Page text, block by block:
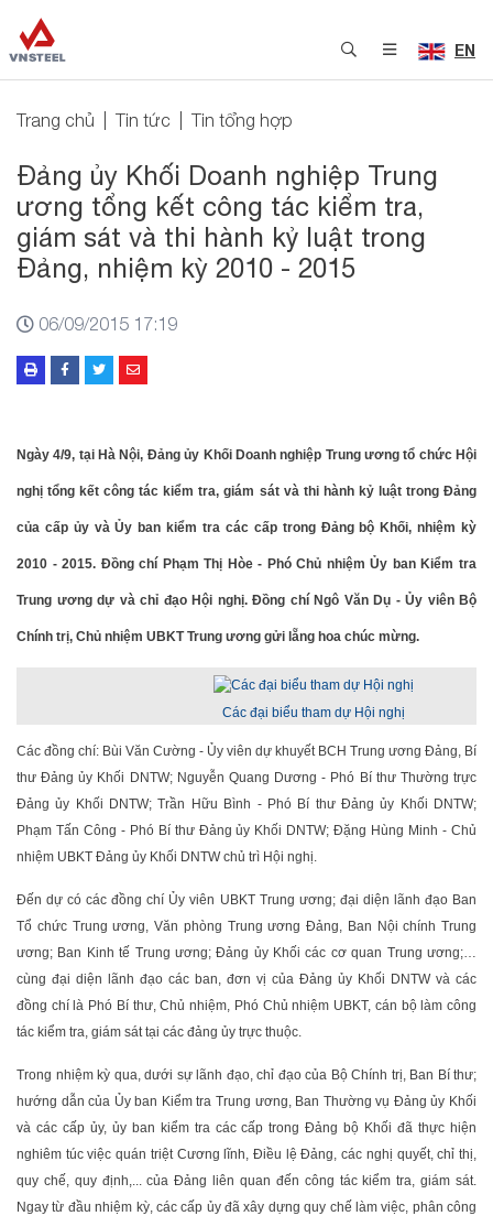
EN
Trang chủ Tin tức Tin tổng hợp
Đảng ủy Khối Doanh nghiệp Trung
ương tổng kết công tác kiểm tra,
giám sát và thi hành kỷ luật trong
Đảng, nhiệm kỳ 2010 - 2015
06/09/2015 17:19
Ngày 4/9, tại Hà Nội, Đảng ủy Khối Doanh nghiệp Trung ương tổ chức Hội
nghị tổng kết công tác kiểm tra, giám sát và thi hành kỷ luật trong Đảng
của cấp ủy và Ủy ban kiểm tra các cấp trong Đảng bộ Khối, nhiệm kỳ
2010 - 2015. Đồng chí Phạm Thị Hòe - Phó Chủ nhiệm Ủy ban Kiểm tra
Trung ương dự và chỉ đạo Hội nghị. Đồng chí Ngô Văn Dụ - Ủy viên Bộ
Chính trị, Chủ nhiệm UBKT Trung ương gửi lẵng hoa chúc mừng.
Các đại biểu tham dự Hội nghị
Các đồng chí: Bùi Văn Cường - Ủy viên dự khuyết BCH Trung ương Đảng, Bí
thư Đảng ủy Khối DNTW; Nguyễn Quang Dương - Phó Bí thư Thường trực
Đảng ủy Khối DNTW; Trần Hữu Bình - Phó Bí thư Đảng ủy Khối DNTW;
Phạm Tấn Công - Phó Bí thư Đảng ủy Khối DNTW; Đặng Hùng Minh - Chủ
nhiệm UBKT Đảng ủy Khối DNTW chủ trì Hội nghị.
Đến dự có các đồng chí Ủy viên UBKT Trung ương; đại diện lãnh đạo Ban
Tổ chức Trung ương, Văn phòng Trung ương Đảng, Ban Nội chính Trung
ương; Ban Kinh tế Trung ương; Đảng ủy Khối các cơ quan Trung ương;…
cùng đại diện lãnh đạo các ban, đơn vị của Đảng ủy Khối DNTW và các
đồng chí là Phó Bí thư, Chủ nhiệm, Phó Chủ nhiệm UBKT, cán bộ làm công
tác kiểm tra, giám sát tại các đảng ủy trực thuộc.
Trong nhiệm kỳ qua, dưới sự lãnh đạo, chỉ đạo của Bộ Chính trị, Ban Bí thư;
hướng dẫn của Ủy ban Kiểm tra Trung ương, Ban Thường vụ Đảng ủy Khối
và các cấp ủy, ủy ban kiểm tra các cấp trong Đảng bộ Khối đã thực hiện
nghiêm túc việc quán triệt Cương lĩnh, Điều lệ Đảng, các nghị quyết, chỉ thị,
quy chế, quy định,... của Đảng liên quan đến công tác kiểm tra, giám sát.
Ngay từ đầu nhiệm kỳ, các cấp ủy đã xây dựng quy chế làm việc, phân công